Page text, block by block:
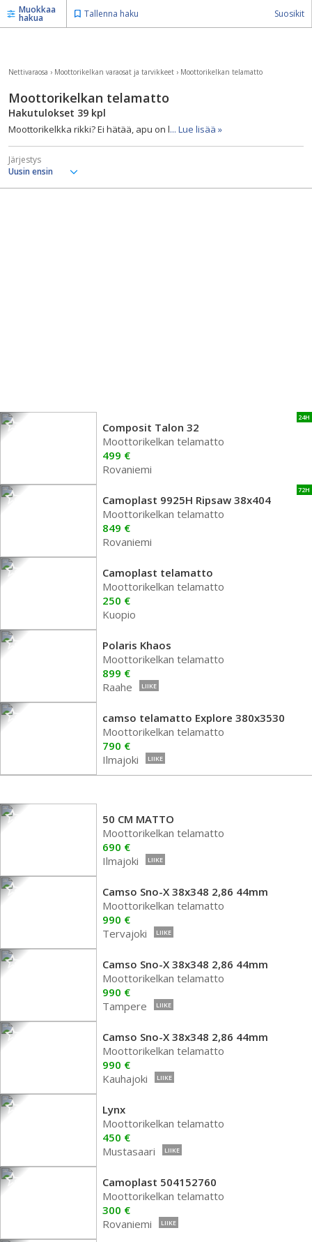
Muokkaa
hakua Tallenna haku Suosikit
Nettivaraosa › Moottorikelkan varaosat ja tarvikkeet › Moottorikelkan telamatto
Moottorikelkan telamatto
Hakutulokset 39 kpl
Moottorikelkka rikki? Ei hätää, apu on l... Lue lisää »
Järjestys
24H
Composit Talon 32
Moottorikelkan telamatto
499 €
Rovaniemi
72H
Camoplast 9925H Ripsaw 38x404
Moottorikelkan telamatto
849 €
Rovaniemi
Camoplast telamatto
Moottorikelkan telamatto
250 €
Kuopio
Polaris Khaos
Moottorikelkan telamatto
899 €
Raahe
LIIKE
camso telamatto Explore 380x3530
Moottorikelkan telamatto
790 €
Ilmajoki
LIIKE
50 CM MATTO
Moottorikelkan telamatto
690 €
Ilmajoki
LIIKE
Camso Sno-X 38x348 2,86 44mm
Moottorikelkan telamatto
990 €
Tervajoki
LIIKE
Camso Sno-X 38x348 2,86 44mm
Moottorikelkan telamatto
990 €
Tampere
LIIKE
Camso Sno-X 38x348 2,86 44mm
Moottorikelkan telamatto
990 €
Kauhajoki
LIIKE
Lynx
Moottorikelkan telamatto
450 €
Mustasaari
LIIKE
Camoplast 504152760
Moottorikelkan telamatto
300 €
Rovaniemi
LIIKE